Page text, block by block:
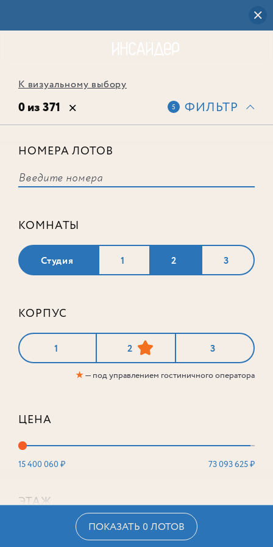
К визуальному выбору
0 из 371 5 ФИЛЬТР
НОМЕРА ЛОТОВ
КОМНАТЫ
Студия 1 2 3
КОРПУС
1 2 3
★— под управлением гостиничного оператора
ЦЕНА
15 400 060 ₽ 73 093 625 ₽
ЭТАЖ
ПОКАЗАТЬ 0 ЛОТОВ
соответствует ни одного лота